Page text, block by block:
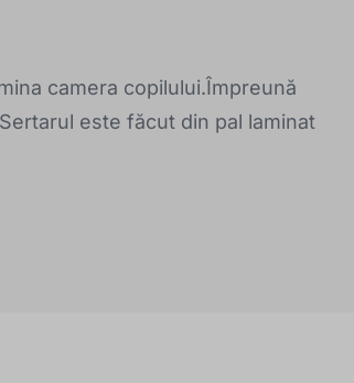
camera copilului.Împreună
este făcut din pal laminat